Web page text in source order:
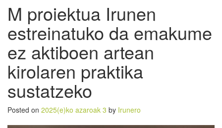
M proiektua Irunen
estreinatuko da emakume
ez aktiboen artean
kirolaren praktika
sustatzeko
Posted on 2025(e)ko azaroak 3 by Irunero